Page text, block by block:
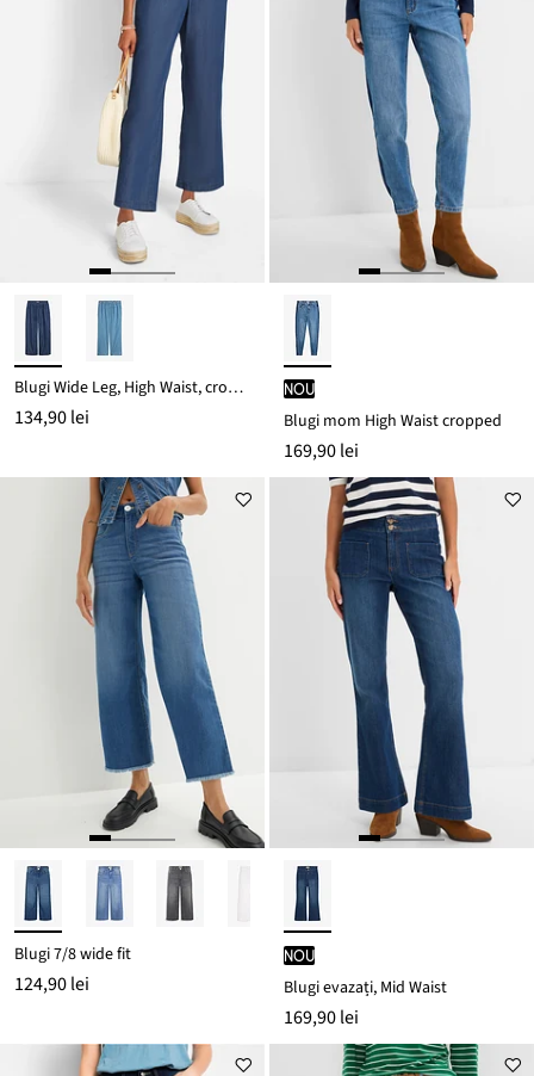
Blugi Wide Leg, High Waist, cropped
134,90 lei
nou
Blugi mom High Waist cropped
169,90 lei
Blugi 7/8 wide fit
124,90 lei
nou
Blugi evazați, Mid Waist
169,90 lei